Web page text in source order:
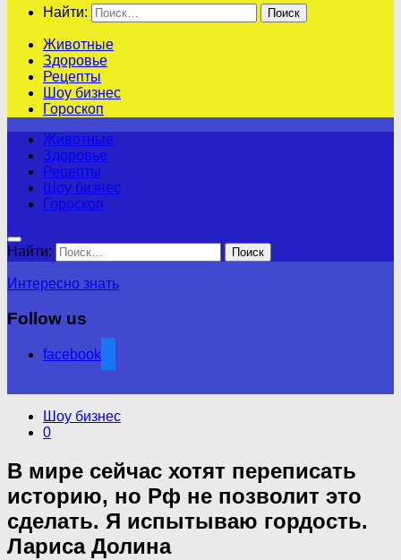
Найти:
Животные
Здоровье
Рецепты
Шоу бизнес
Гороскоп
Животные
Здоровье
Рецепты
Шоу бизнес
Гороскоп
Найти:
Интересно знать
Follow us
facebook
Шоу бизнес
0
В мире сейчас хотят переписать
историю, но Pф не позволит это
сделать. Я испытываю гордость.
Лариса Долина